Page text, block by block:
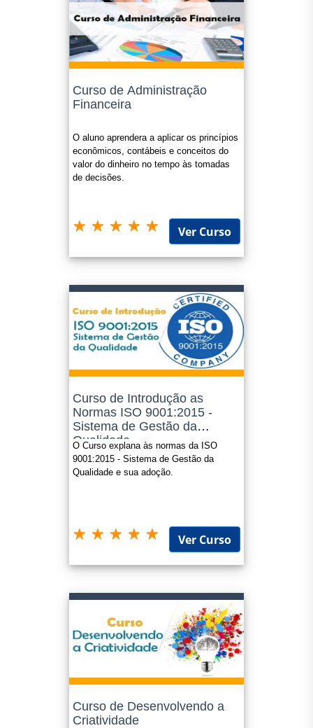
Curso de Administração
Financeira
O aluno aprendera a aplicar os princípios
econômicos, contábeis e conceitos do
valor do dinheiro no tempo às tomadas
de decisões.
Ver Curso
Curso de Introdução as
Normas ISO 9001:2015 -
Sistema de Gestão da
Qualidade
O Curso explana às normas da ISO
9001:2015 - Sistema de Gestão da
Qualidade e sua adoção.
Ver Curso
Curso de Desenvolvendo a
Criatividade